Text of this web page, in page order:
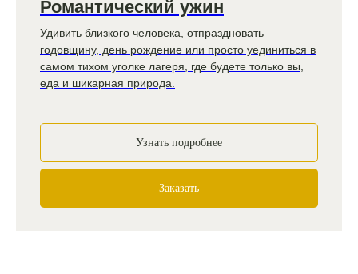
Романтический ужин
Удивить близкого человека, отпраздновать
годовщину, день рождение или просто уединиться в
самом тихом уголке лагеря, где будете только вы,
еда и шикарная природа.
Узнать подробнее
Заказать